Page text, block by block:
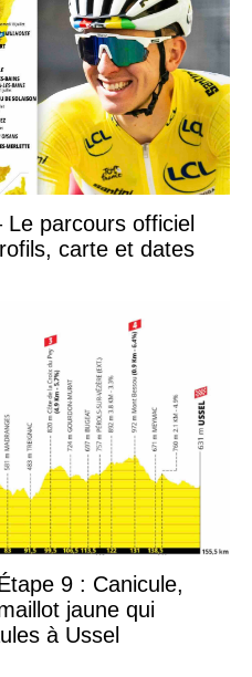
parcours officiel
carte et dates
9 : Canicule,
jaune qui
à Ussel